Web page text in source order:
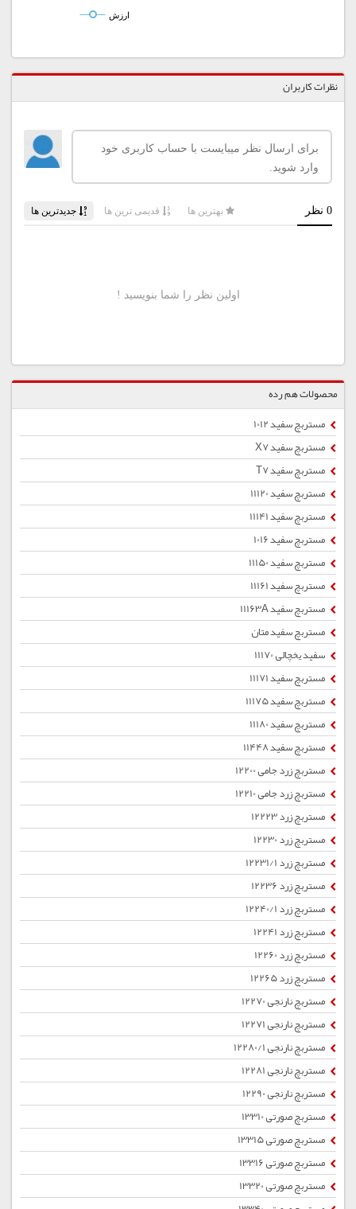
ارزش
نظرات کاربران
محصولات هم رده
مستربچ سفید 1012
مستربچ سفید X7
مستربچ سفید T7
مستربچ سفید 11120
مستربچ سفید 11141
مستربچ سفید 1016
مستربچ سفید 11150
مستربچ سفید 11161
مستربچ سفید 11163A
مستربچ سفید متان
سفید یخچالی 11170
مستربچ سفید 11171
مستربچ سفید 11175
مستربچ سفید 11180
مستربچ سفید 11448
مستربچ زرد جامی 12200
مستربچ زرد جامی 12210
مستربچ زرد 12223
مستربچ زرد 12230
مستربچ زرد 12231/1
مستربچ زرد 12236
مستربچ زرد 12240/1
مستربچ زرد 12241
مستربچ زرد 12260
مستربچ زرد 12265
مستربچ نارنجی 12270
مستربچ نارنجی 12271
مستربچ نارنجی 12280/1
مستربچ نارنجی 12281
مستربچ نارنجی 12290
مستربچ صورتی 13310
مستربچ صورتی 13315
مستربچ صورتی 13316
مستربچ صورتی 13320